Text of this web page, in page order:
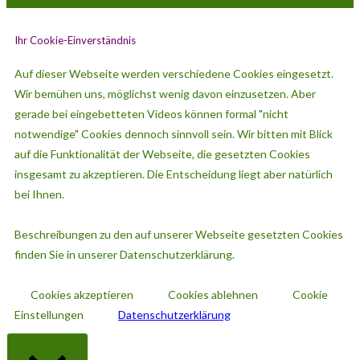
Ihr Cookie-Einverständnis
Auf dieser Webseite werden verschiedene Cookies eingesetzt.
Wir bemühen uns, möglichst wenig davon einzusetzen. Aber
gerade bei eingebetteten Videos können formal "nicht
notwendige" Cookies dennoch sinnvoll sein. Wir bitten mit Blick
auf die Funktionalität der Webseite, die gesetzten Cookies
insgesamt zu akzeptieren. Die Entscheidung liegt aber natürlich
bei Ihnen.
Beschreibungen zu den auf unserer Webseite gesetzten Cookies
finden Sie in unserer Datenschutzerklärung.
Cookies akzeptieren Cookies ablehnen
Cookie
Einstellungen
Datenschutzerklärung